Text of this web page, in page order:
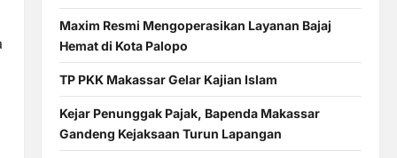
Maxim Resmi Mengoperasikan Layanan Bajaj
Hemat di Kota Palopo
TP PKK Makassar Gelar Kajian Islam
Kejar Penunggak Pajak, Bapenda Makassar
Gandeng Kejaksaan Turun Lapangan